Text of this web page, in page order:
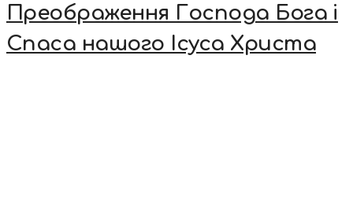
Преображення Господа Бога і
Спаса нашого Ісуса Христа